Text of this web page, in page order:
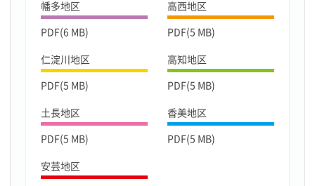
幡多地区
PDF(6 MB)
高西地区
PDF(5 MB)
仁淀川地区
PDF(5 MB)
高知地区
PDF(5 MB)
土長地区
PDF(5 MB)
香美地区
PDF(5 MB)
安芸地区